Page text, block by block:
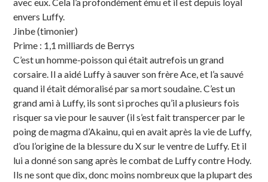
envers Luffy.
Jinbe (timonier)
Prime : 1,1 milliards de Berrys
C’est un homme-poisson qui était autrefois un grand
corsaire. Il a aidé Luffy à sauver son frère Ace, et l’a sauvé
quand il était démoralisé par sa mort soudaine. C’est un
grand ami à Luffy, ils sont si proches qu’il a plusieurs fois
risquer sa vie pour le sauver (il s’est fait transpercer par le
poing de magma d’Akainu, qui en avait après la vie de Luffy,
d’ou l’origine de la blessure du X sur le ventre de Luffy. Et il
lui a donné son sang après le combat de Luffy contre Hody.
Ils ne sont que dix, donc moins nombreux que la plupart des